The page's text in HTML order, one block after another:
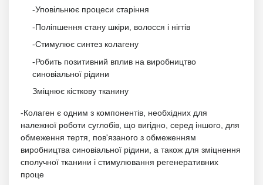
-Уповільнює процеси старіння
-Поліпшення стану шкіри, волосся і нігтів
-Стимулює синтез колагену
-Робить позитивний вплив на виробництво
синовіальної рідини
Зміцнює кісткову тканину
-Колаген є одним з компонентів, необхідних для
належної роботи суглобів, що вигідно, серед іншого, для
обмеження тертя, пов'язаного з обмеженням
виробництва синовіальної рідини, а також для зміцнення
сполучної тканини і стимулювання регенеративних
проце